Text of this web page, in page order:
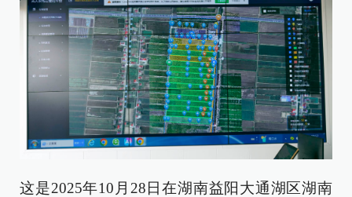
这是2025年10月28日在湖南益阳大通湖区湖南